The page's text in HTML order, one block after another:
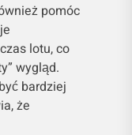
pomóc
lotu, co
wygląd.
bardziej
że